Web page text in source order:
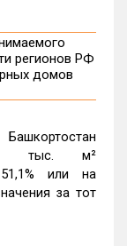
тыс. м²
или на
за тот